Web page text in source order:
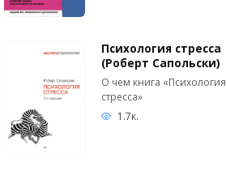
Психология стресса
(Роберт Сапольски)
О чем книга «Психология
стресса»
1.7к.